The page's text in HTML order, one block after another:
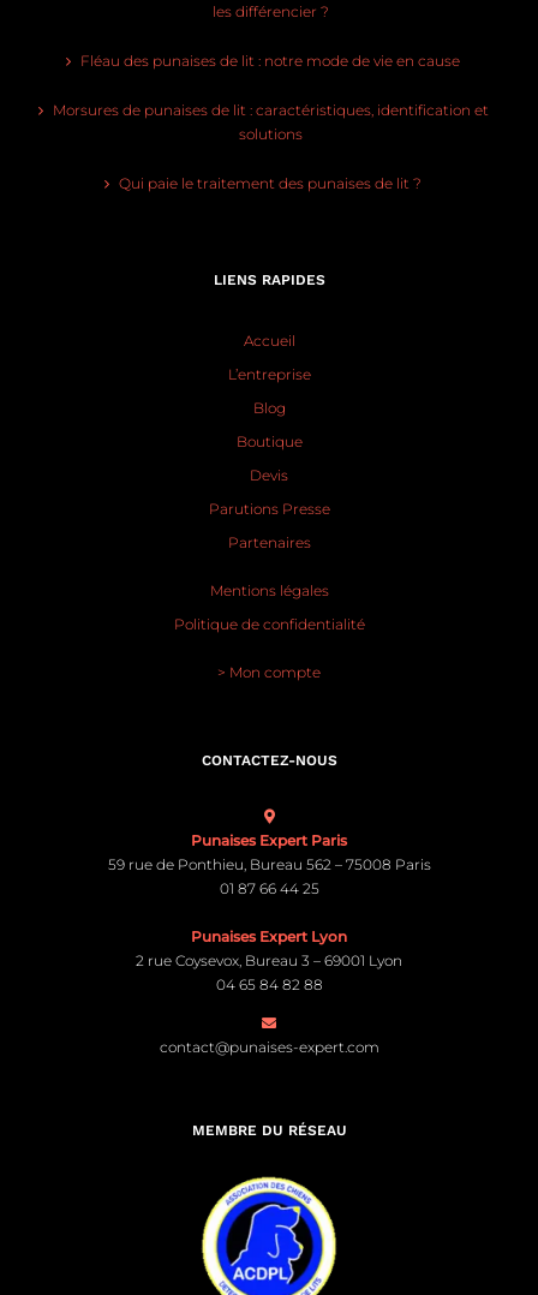
les différencier ?
Fléau des punaises de lit : notre mode de vie en cause
Morsures de punaises de lit : caractéristiques, identification et
solutions
Qui paie le traitement des punaises de lit ?
LIENS RAPIDES
Accueil
L’entreprise
Blog
Boutique
Devis
Parutions Presse
Partenaires
Mentions légales
Politique de confidentialité
> Mon compte
CONTACTEZ-NOUS
Punaises Expert Paris
59 rue de Ponthieu, Bureau 562 – 75008 Paris
01 87 66 44 25
Punaises Expert Lyon
2 rue Coysevox, Bureau 3 – 69001 Lyon
04 65 84 82 88
contact@punaises-expert.com
MEMBRE DU RÉSEAU